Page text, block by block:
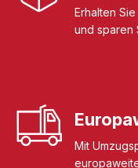
Erhalten
und sparen
Mit